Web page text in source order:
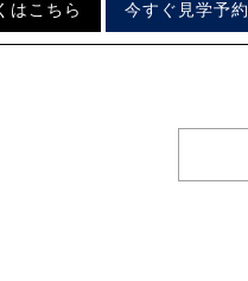
はこちら 今すぐ見学予約